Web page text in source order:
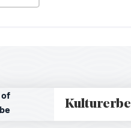
Kulturerbe